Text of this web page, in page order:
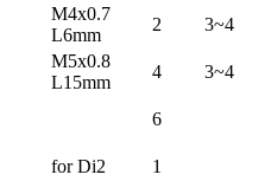
M4x0.7
L6mm
2 3~4
M5x0.8
L15mm
4 3~4
6
for Di2 1